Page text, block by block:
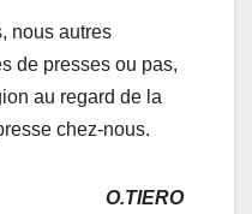
nous autres
de presses ou pas,
au regard de la
chez-nous.
O.TIERO